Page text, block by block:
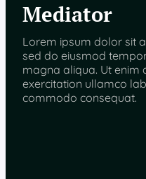
Mediator
Lorem ipsum dolor sit
sed do eiusmod
magna aliqua. Ut enim
exercitation ullamco
commodo consequat.